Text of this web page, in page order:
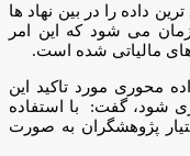
داده را در بین نهاد ها
می شود که این امر
مالیاتی شده است.
محوری مورد تاکید این
شود، گفت: با استفاده
پژوهشگران به صورت